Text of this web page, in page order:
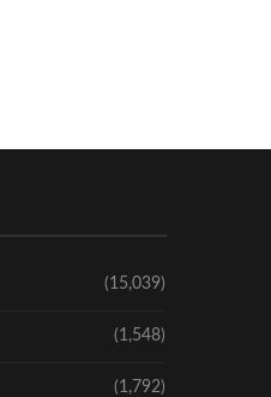
(15,039)
(1,548)
(1,792)